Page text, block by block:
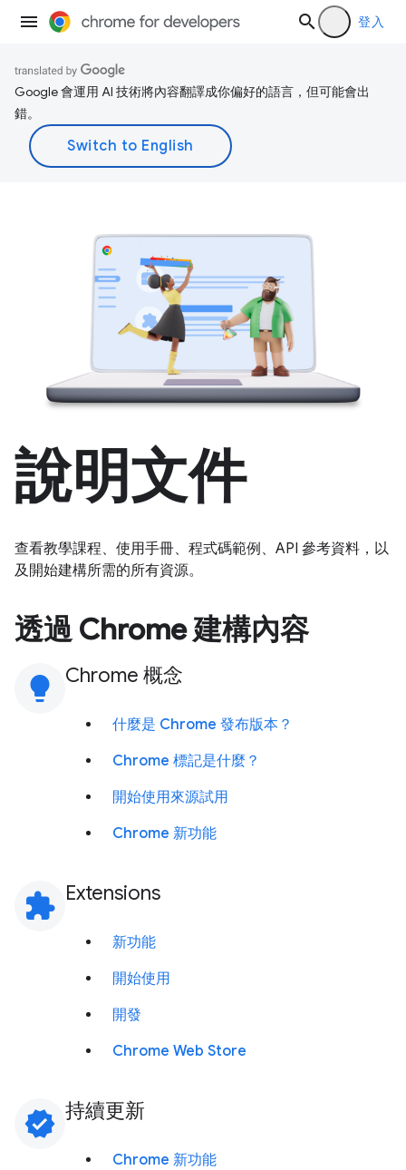
登入
Google 會運用 AI 技術將內容翻譯成你偏好的語言，但可能會出
錯。
說明文件
查看教學課程、使用手冊、程式碼範例、API 參考資料，以
及開始建構所需的所有資源。
透過 Chrome 建構內容
lightbulb Chrome 概念
什麼是 Chrome 發布版本？
Chrome 標記是什麼？
開始使用來源試用
Chrome 新功能
extension Extensions
新功能
開始使用
開發
Chrome Web Store
verified 持續更新
Chrome 新功能